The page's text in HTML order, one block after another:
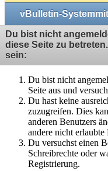
vBulletin-
Du bist nicht
diese Seite zu
sein:
Du bist nicht
Seite aus und
Du hast keine
zuzugreifen. Dies
anderen Benutzers
andere nicht
Du versuchst einen
Schreibrechte oder
Registrierung.